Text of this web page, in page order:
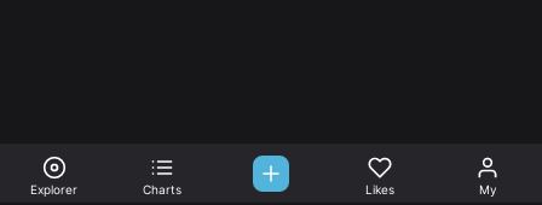
Explorer Charts Likes My